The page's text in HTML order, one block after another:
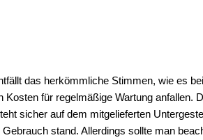
das herkömmliche Stimmen, wie es
für regelmäßige Wartung anfallen.
sicher auf dem mitgelieferten
stand. Allerdings sollte man